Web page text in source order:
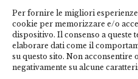
Per fornire le migliori
cookie per memorizzare e/o
dispositivo. Il consenso a queste
elaborare dati come il
su questo sito. Non
negativamente su alcune
Email*